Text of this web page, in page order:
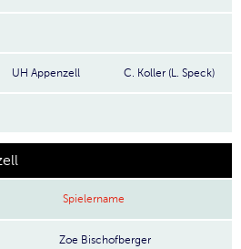
UH Appenzell C. Koller (L. Speck)
Spielername
Zoe Bischofberger